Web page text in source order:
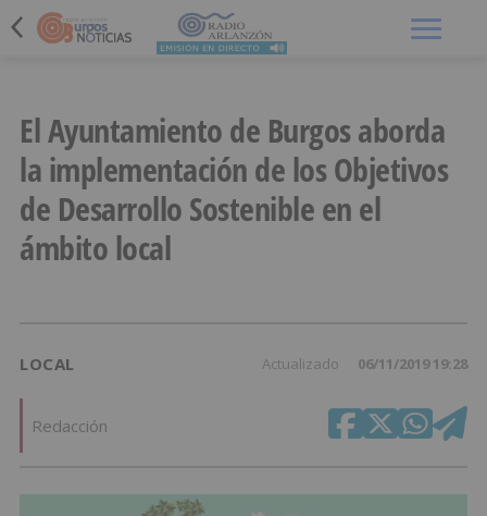
El Ayuntamiento de Burgos aborda
la implementación de los Objetivos
de Desarrollo Sostenible en el
ámbito local
LOCAL Actualizado 06/11/2019 19:28
Redacción